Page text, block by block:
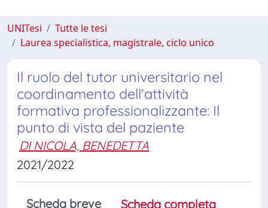
UNITesi
Tutte le tesi
Laurea specialistica, magistrale, ciclo unico
Il ruolo del tutor universitario nel
coordinamento dell'attività
formativa professionalizzante: Il
punto di vista del paziente
DI NICOLA, BENEDETTA
2021/2022
Scheda breve
Scheda completa